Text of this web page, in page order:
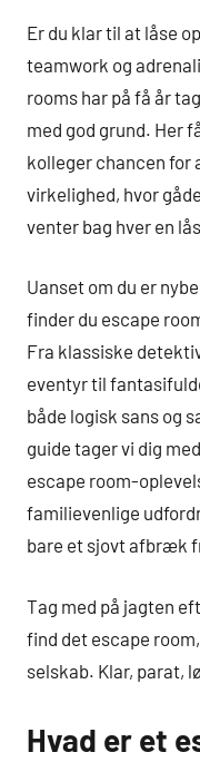
Er du klar til at låse
teamwork og
rooms har på få år
med god grund. Her
kolleger chancen for
virkelighed, hvor
venter bag hver en
Uanset om du er
finder du escape
Fra klassiske
eventyr til
både logisk sans og
guide tager vi dig
escape room-
familievenlige
bare et sjovt afbræk
Tag med på jagten
find det escape
selskab. Klar, parat,
Hvad er et